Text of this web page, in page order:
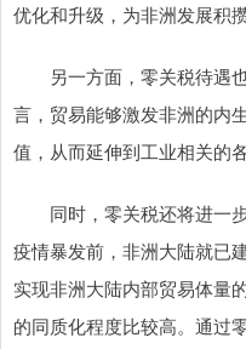
优化和升级，为非洲发展积
另一方面，零关税待遇也
言，贸易能够激发非洲的内
值，从而延伸到工业相关的
同时，零关税还将进一步
疫情暴发前，非洲大陆就已
实现非洲大陆内部贸易体量
的同质化程度比较高。通过